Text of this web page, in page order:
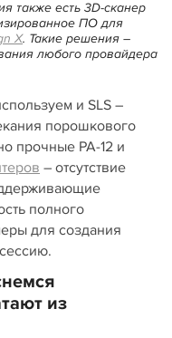
также есть 3D‑сканер
ПО для
X. Такие решения –
любого провайдера
и SLS –
порошкового
прочные PA‑12 и
– отсутствие
полного
для создания
из